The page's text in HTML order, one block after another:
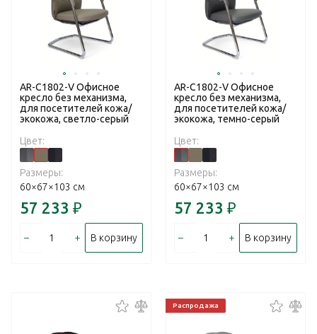
AR-C1802-V Офисное
кресло без механизма,
для посетителей кожа/
экокожа, светло-серый
Цвет:
Размеры:
60×67×103 см
57 233 ₽
– + В корзину
AR-C1802-V Офисное
кресло без механизма,
для посетителей кожа/
экокожа, темно-серый
Цвет:
Размеры:
60×67×103 см
57 233 ₽
– + В корзину
Распродажа